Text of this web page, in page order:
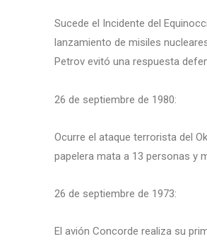
Sucede el Incidente del
lanzamiento de misiles
Petrov evitó una respuesta
26 de septiembre de 1980:
Ocurre el ataque terrorista del
papelera mata a 13 personas y
26 de septiembre de 1973:
El avión Concorde realiza su